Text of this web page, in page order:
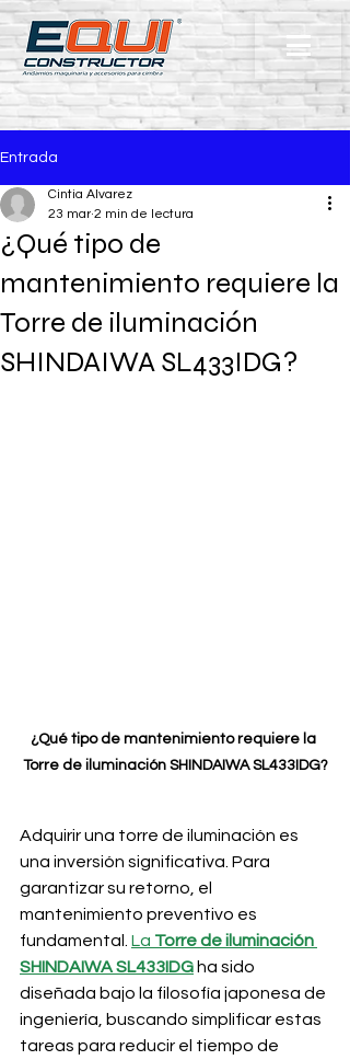
Entrada
¿Qué tipo de
mantenimiento requiere la
Torre de iluminación
SHINDAIWA SL433IDG?
Cintia Alvarez
23 mar 2 min de lectura
¿Qué tipo de mantenimiento requiere la
Torre de iluminación SHINDAIWA SL433IDG?
Adquirir una torre de iluminación es
una inversión significativa. Para
garantizar su retorno, el
mantenimiento preventivo es
fundamental. La Torre de iluminación
SHINDAIWA SL433IDG ha sido
diseñada bajo la filosofía japonesa de
ingeniería, buscando simplificar estas
tareas para reducir el tiempo de